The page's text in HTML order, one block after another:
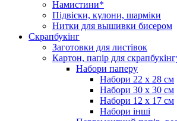
Намистини*
Підвіски, кулони, шарміки
Нитки для вышивки бисером
Скрапбукінг
Заготовки для листівок
Картон, папір для
Набори паперу
Набори 22 х 28 см
Набори 30 х 30 см
Набори 12 х 17 см
Набори інші